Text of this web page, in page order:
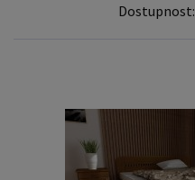
Dostupnost: